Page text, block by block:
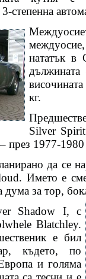
степенна
нататък в
кг.
Silver
през 1977-1980
да се
Името е
дума за тор,
Shadow I, с
Blatchley.
е бил
където, по
и голяма